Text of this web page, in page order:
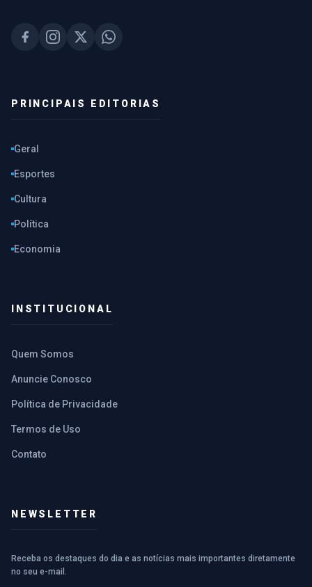
PRINCIPAIS EDITORIAS
Geral
Esportes
Cultura
Política
Economia
INSTITUCIONAL
Quem Somos
Anuncie Conosco
Política de Privacidade
Termos de Uso
Contato
NEWSLETTER
Receba os destaques do dia e as notícias mais importantes diretamente
no seu e-mail.